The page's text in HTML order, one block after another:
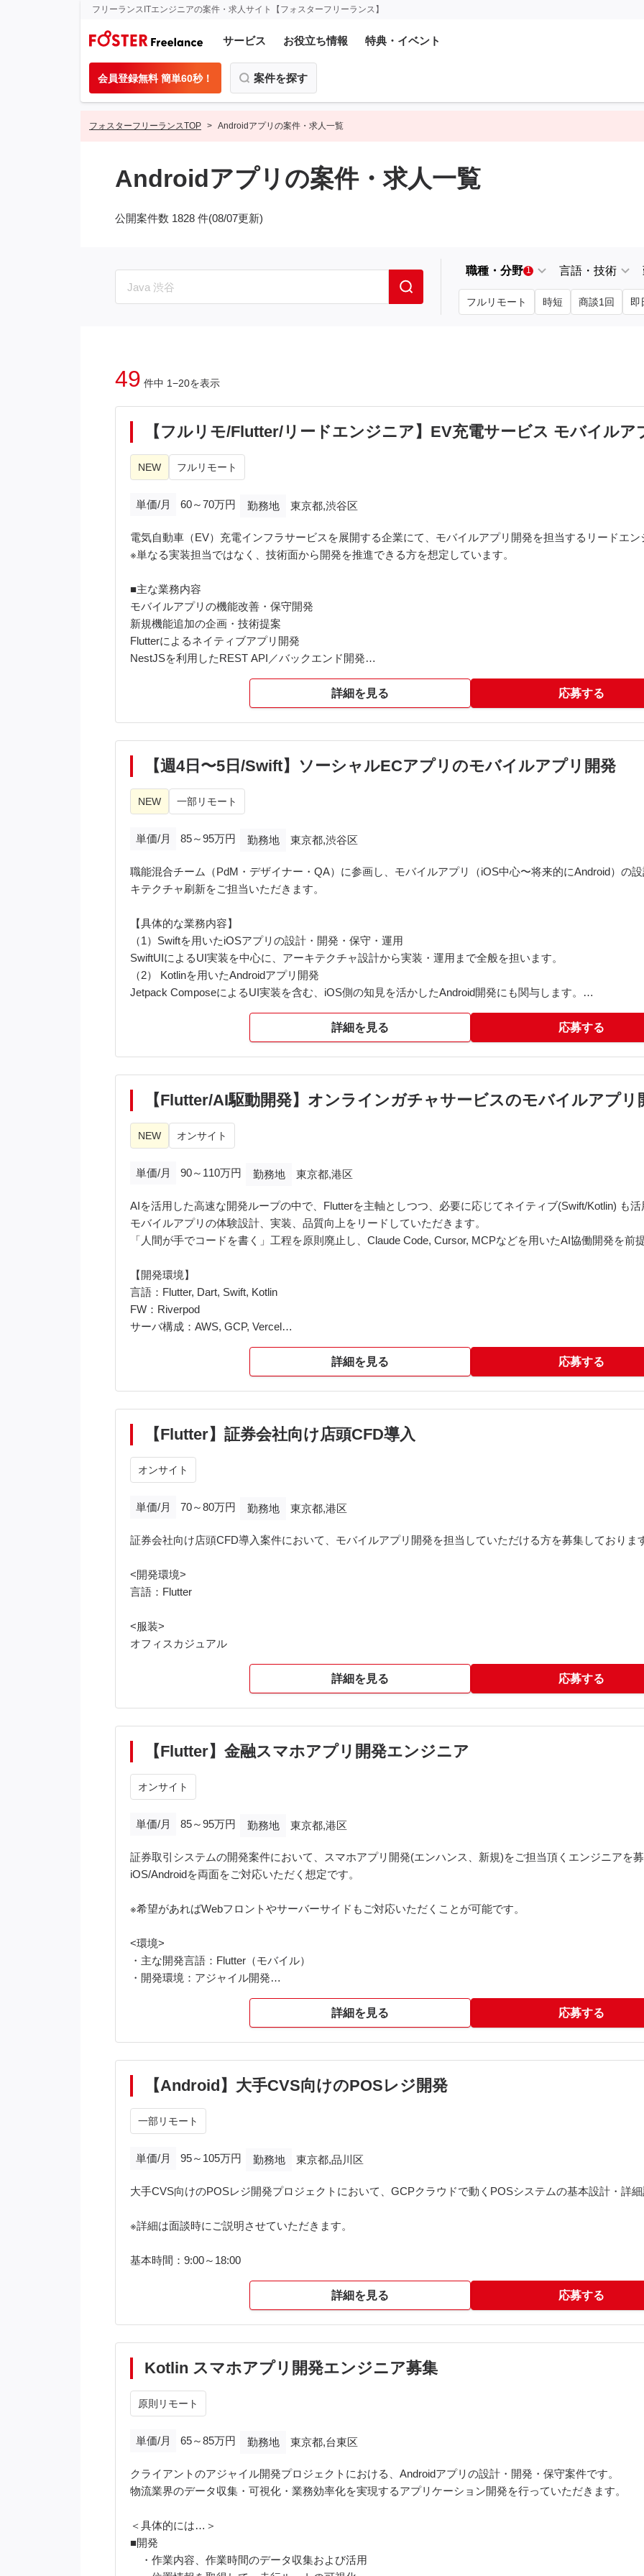
フリーランスITエンジニアの案件・求人サイト【フォスターフリーランス】
サービス お役立ち情報 特典・イベント
会員登録無料 簡単60秒！ 案件を探す
フォスターフリーランスTOP Androidアプリの案件・求人一覧
Androidアプリの案件・求人一覧
公開案件数 1828 件(08/07更新)
職種・分野 1 言語・技術
フルリモート 時短 商談1回 即
49 件中 1−20を表示
【フルリモ/Flutter/リードエンジニア】EV充電サービス モバイルア
NEW フルリモート
単価/月 60～70万円 勤務地 東京都,渋谷区
電気自動車（EV）充電インフラサービスを展開する企業にて、モバイルアプリ開発を担当するリードエン
※単なる実装担当ではなく、技術面から開発を推進できる方を想定しています。
■主な業務内容
モバイルアプリの機能改善・保守開発
新規機能追加の企画・技術提案
Flutterによるネイティブアプリ開発
NestJSを利用したREST API／バックエンド開発
POへの要件確認・仕様整理
実装方針の策定
メンバーへのコードレビュー
開発品質向上に向けた改善提案
■開発環境
フレームワーク：/Flutter/Node.js/NestJS
開発手法：スクラム開発/2週間単位スプリント
AI開発支援ツール：GitHub Copilot/Cursor/Claude Code
■勤務時間
フレックスタイム制
コアタイム：10:00～15:00
詳細を見る 応募する
【週4日〜5日/Swift】ソーシャルECアプリのモバイルアプリ開発
NEW 一部リモート
単価/月 85～95万円 勤務地 東京都,渋谷区
職能混合チーム（PdM・デザイナー・QA）に参画し、モバイルアプリ（iOS中心〜将来的にAndroid）の
キテクチャ刷新をご担当いただきます。
【具体的な業務内容】
（1）Swiftを用いたiOSアプリの設計・開発・保守・運用
SwiftUIによるUI実装を中心に、アーキテクチャ設計から実装・運用まで全般を担います。
（2） Kotlinを用いたAndroidアプリ開発
Jetpack ComposeによるUI実装を含む、iOS側の知見を活かしたAndroid開発にも関与します。
Claude等のAIツールを活用し、実装計画策定・コード生成・レビューを効率化します。
（4） モバイルアーキテクチャの設計・推進
ドメイン分離や開発並列性向上に向けたアーキテクチャ刷新を主導します。
技術選定・設計判断をオーナーシップ高く推進します。
（5）要件定義からリリース・効果分析までのプロダクト開発全般
PdM・デザイナーと密に連携しながら、事業数値とKPIに基づいた開発を進めます。
<開発環境>
FW：SwiftUI, Jetpack Compose, Android Architecture Components
サーバ構成：Google Cloud (Cloud Run, Cloud Spanner, Pub/Sub)
開発ツール：Xcode, Android Studio, Bitrise, GitHub Actions, Cloud Build, Terraform
その他ツール：gRPC, Protocol Buffers (SwiftProtobuf), Crashlytics, Autify, Claude, Cursor, GitHub Copilot,
<備考>
・関東1都3県ご在住の方：週1日以上の出社必須
・その他地方ご在住の方：月1日以上の出社必須（出張費等を考慮し、応相談）
※掲載金額は1人月換算のものとなります。
詳細を見る 応募する
【Flutter/AI駆動開発】オンラインガチャサービスのモバイルアプリ
NEW オンサイト
単価/月 90～110万円 勤務地 東京都,港区
AIを活用した高速な開発ループの中で、Flutterを主軸としつつ、必要に応じてネイティブ(Swift/Kotlin) も活
モバイルアプリの体験設計、実装、品質向上をリードしていただきます。
「人間が手でコードを書く」工程を原則廃止し、Claude Code, Cursor, MCPなどを用いたAI協働開発を前
【開発環境】
言語：Flutter, Dart, Swift, Kotlin
FW：Riverpod
サーバ構成：AWS, GCP, Vercel
要件定義、設計、実装、テスト、CI/CD、リリース運用
【備考】
PC貸与あり
詳細を見る 応募する
【Flutter】証券会社向け店頭CFD導入
オンサイト
単価/月 70～80万円 勤務地 東京都,港区
証券会社向け店頭CFD導入案件において、モバイルアプリ開発を担当していただける方を募集しておりま
<開発環境>
言語：Flutter
<服装>
オフィスカジュアル
詳細を見る 応募する
【Flutter】金融スマホアプリ開発エンジニア
オンサイト
単価/月 85～95万円 勤務地 東京都,港区
証券取引システムの開発案件において、スマホアプリ開発(エンハンス、新規)をご担当頂くエンジニアを募
iOS/Androidを両面をご対応いただく想定です。
※希望があればWebフロントやサーバーサイドもご対応いただくことが可能です。
<環境>
・主な開発言語：Flutter（モバイル）
・開発環境：アジャイル開発
オフィスカジュアル
詳細を見る 応募する
【Android】大手CVS向けのPOSレジ開発
一部リモート
単価/月 95～105万円 勤務地 東京都,品川区
大手CVS向けのPOSレジ開発プロジェクトにおいて、GCPクラウドで動くPOSシステムの基本設計・詳細
※詳細は面談時にご説明させていただきます。
基本時間：9:00～18:00
詳細を見る 応募する
Kotlin スマホアプリ開発エンジニア募集
原則リモート
単価/月 65～85万円 勤務地 東京都,台東区
クライアントのアジャイル開発プロジェクトにおける、Androidアプリの設計・開発・保守案件です。
物流業界のデータ収集・可視化・業務効率化を実現するアプリケーション開発を行っていただきます。
＜具体的には…＞
■開発
・作業内容、作業時間のデータ収集および活用